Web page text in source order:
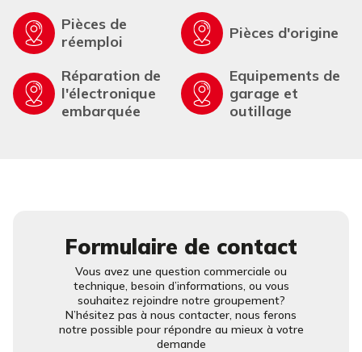
Pièces de
réemploi
Pièces d'origine
Réparation de
l'électronique
embarquée
Equipements de
garage et
outillage
Formulaire de contact
Vous avez une question commerciale ou
technique, besoin d’informations, ou vous
souhaitez rejoindre notre groupement?
N’hésitez pas à nous contacter, nous ferons
notre possible pour répondre au mieux à votre
demande